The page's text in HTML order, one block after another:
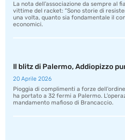
La nota dell’associazione da sempre al
vittime del racket: “Sono storie di
una volta, quanto sia fondamentale il
economici.
Il blitz di Palermo, Addiopizzo
20 Aprile 2026
Pioggia di complimenti a forze
ha portato a 32 fermi a Palermo.
mandamento mafioso di Brancaccio.